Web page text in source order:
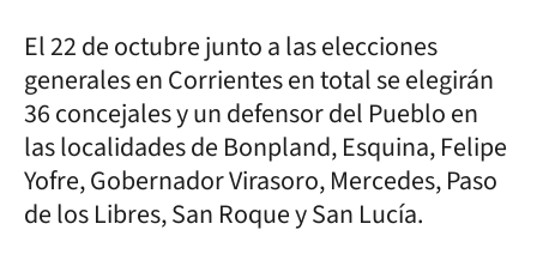
El 22 de octubre junto a las elecciones
generales en Corrientes en total se elegirán
36 concejales y un defensor del Pueblo en
las localidades de Bonpland, Esquina, Felipe
Yofre, Gobernador Virasoro, Mercedes, Paso
de los Libres, San Roque y San Lucía.